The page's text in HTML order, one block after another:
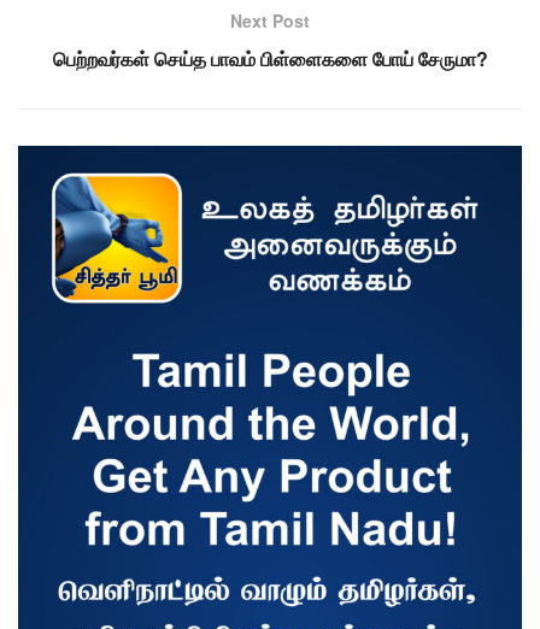
Next Post
பெற்றவர்கள் செய்த பாவம் பிள்ளைகளை போய் சேருமா?